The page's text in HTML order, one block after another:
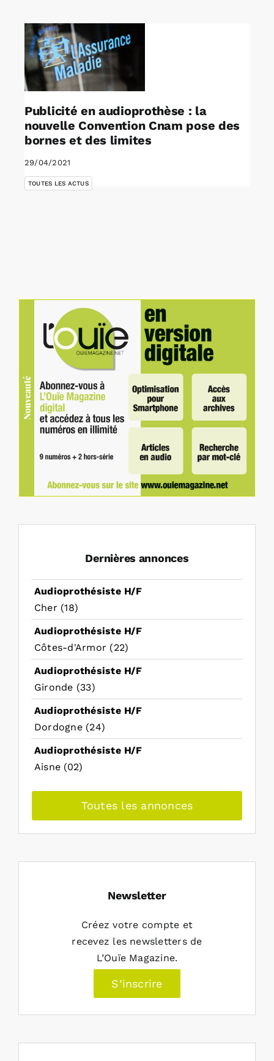
Rechercher:
Annonces emploi
Publicité en audioprothèse : la
nouvelle Convention Cnam pose des
bornes et des limites
29/04/2021
TOUTES LES ACTUS
Dernières annonces
Audioprothésiste H/F
Cher (18)
Audioprothésiste H/F
Côtes-d'Armor (22)
Audioprothésiste H/F
Gironde (33)
Audioprothésiste H/F
Dordogne (24)
Audioprothésiste H/F
Aisne (02)
Toutes les annonces
Newsletter
Créez votre compte et
recevez les newsletters de
L’Ouïe Magazine.
S’inscrire